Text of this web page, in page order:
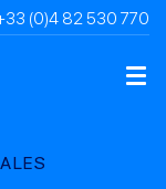
(0)4 82 530 770